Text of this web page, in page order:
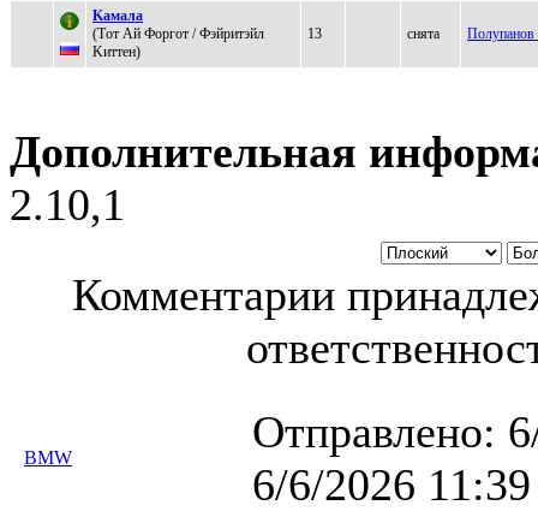
Kамала
(Тoт Aй Фoргoт / Фэйритэйл
Kиттeн)
13 снята
Дополнительная
2.10,1
Комментарии
BMW
Отправлено:
6/6/2026 11:39